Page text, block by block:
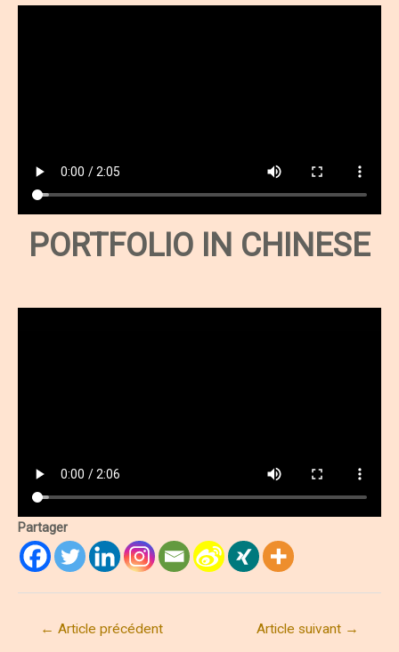
PORTFOLIO IN CHINESE
Partager
Navigation
← Article précédent Article suivant →